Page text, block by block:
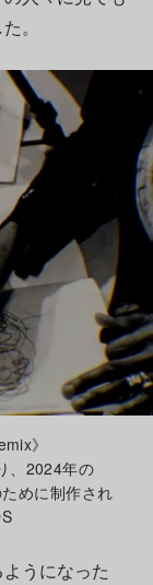
。
》
、2024年の
めに制作され
うになった